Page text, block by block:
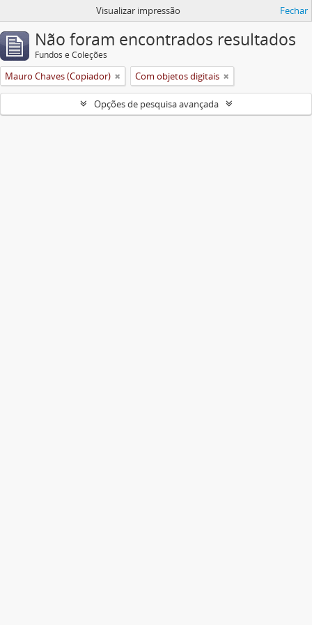
Visualizar impressão Fechar
Não foram encontrados resultados
Fundos e Coleções
Mauro Chaves (Copiador) Com objetos digitais
Opções de pesquisa avançada